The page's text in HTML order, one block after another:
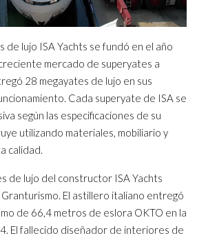
de lujo ISA Yachts se fundó en el año
mercado de superyates a
28 megayates de lujo en sus
Cada superyate de ISA se
según las especificaciones de su
utilizando materiales, mobiliario y
calidad.
de lujo del constructor ISA Yachts
Granturismo. El astillero italiano entregó
de 66,4 metros de eslora OKTO en la
El fallecido diseñador de interiores de